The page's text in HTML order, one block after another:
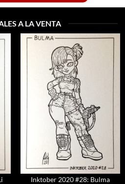
A LA VENTA
Inktober 2020 #28: Bulma